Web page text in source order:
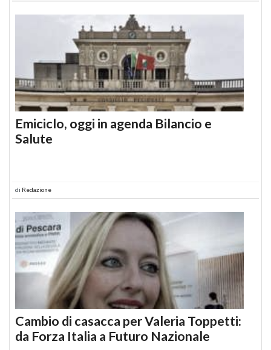
Emiciclo, oggi in agenda Bilancio e
Salute
di Redazione
Cambio di casacca per Valeria Toppetti:
da Forza Italia a Futuro Nazionale